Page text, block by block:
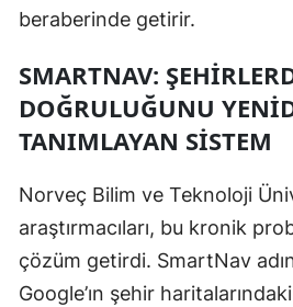
beraberinde getirir.
SMARTNAV:
DOĞRULUĞUNU
TANIMLAYAN SISTEM
Norveç Bilim ve Teknoloji
araştırmacıları, bu kronik
çözüm getirdi. SmartNav
Google’ın şehir